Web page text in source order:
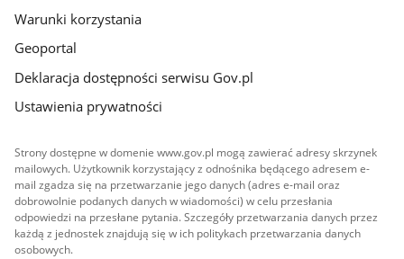
Warunki korzystania
Geoportal
Deklaracja dostępności serwisu Gov.pl
Ustawienia prywatności
Strony dostępne w domenie www.gov.pl mogą zawierać adresy skrzynek
mailowych. Użytkownik korzystający z odnośnika będącego adresem e-
mail zgadza się na przetwarzanie jego danych (adres e-mail oraz
dobrowolnie podanych danych w wiadomości) w celu przesłania
odpowiedzi na przesłane pytania. Szczegóły przetwarzania danych przez
każdą z jednostek znajdują się w ich politykach przetwarzania danych
osobowych.